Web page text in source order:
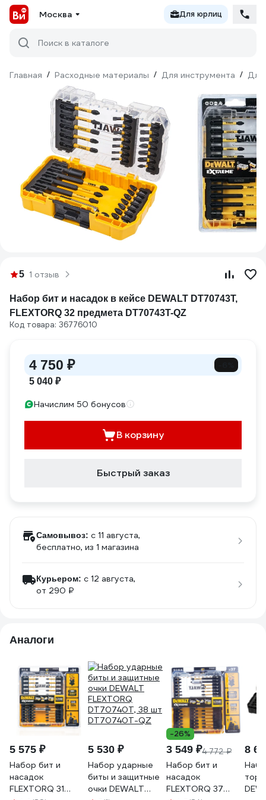
Москва Для юрлиц
Поиск в каталоге
Главная / Расходные материалы / Для инструмента / Для
5 1 отзыв
Набор бит и насадок в кейсе DEWALT DT70743T,
FLEXTORQ 32 предмета DT70743T-QZ
Код товара: 36776010
4 750 ₽
5 040 ₽
Начислим 50 бонусов
В корзину
Быстрый заказ
Самовывоз: c 11 августа,
бесплатно, из 1 магазина
Курьером: c 12 августа,
от 290 ₽
Аналоги
5 575 ₽
Набор бит и
насадок
FLEXTORQ 31
5 530 ₽
Набор ударные
биты и защитные
очки DEWALT
-26%
3 549 ₽4 772 ₽
Набор бит и
насадок
FLEXTORQ 37
8